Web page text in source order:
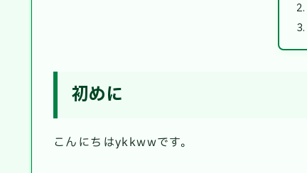
初めに
こんにちはykkwwです。